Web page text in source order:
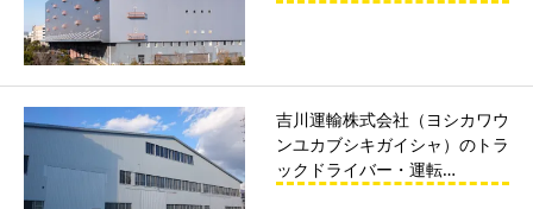
吉川運輸株式会社（ヨシカワウ
ンユカブシキガイシャ）のトラ
ックドライバー・運転…